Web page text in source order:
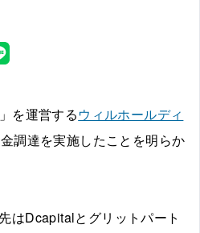
を運営するウィルホールディ
調達を実施したことを明らか
はDcapitalとグリットパート